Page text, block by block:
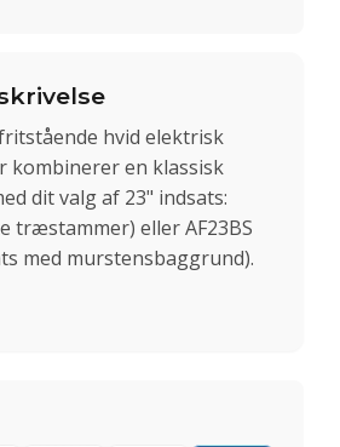
hvid elektrisk
kombinerer en klassisk
dit valg af 23" indsats:
træstammer) eller AF23BS
med murstensbaggrund).